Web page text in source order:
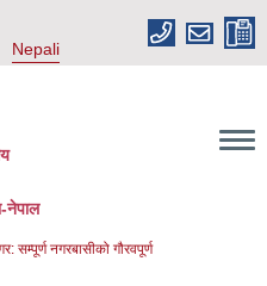
Nepali
नेपाल
सम्पूर्ण नगरबासीको गौरवपूर्ण